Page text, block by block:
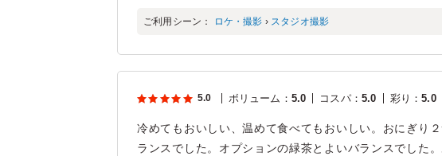
ご利用シーン： ロケ・撮影 › スタジオ撮影
5.0 ボリューム ： 5.0 コスパ： 5.0 彩り ：5.0
冷めてもおいしい、温めて食べてもおいしい。おにぎり
ランスでした。オプションの緑茶とよいバランスでした